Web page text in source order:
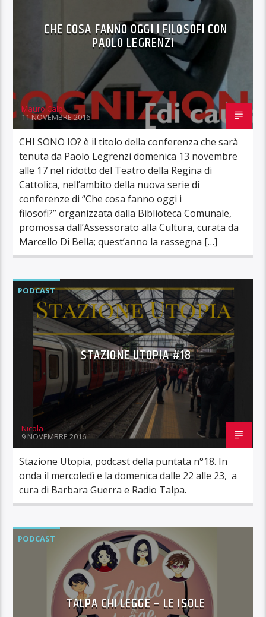
CHE COSA FANNO OGGI I FILOSOFI CON
PAOLO LEGRENZI
Mauro Calbi
11 NOVEMBRE 2016
CHI SONO IO? è il titolo della conferenza che sarà
tenuta da Paolo Legrenzi domenica 13 novembre
alle 17 nel ridotto del Teatro della Regina di
Cattolica, nell’ambito della nuova serie di
conferenze di “Che cosa fanno oggi i
filosofi?” organizzata dalla Biblioteca Comunale,
promossa dall’Assessorato alla Cultura, curata da
Marcello Di Bella; quest’anno la rassegna […]
PODCAST
STAZIONE UTOPIA #18
Nicola
9 NOVEMBRE 2016
Stazione Utopia, podcast della puntata n°18. In
onda il mercoledì e la domenica dalle 22 alle 23, a
cura di Barbara Guerra e Radio Talpa.
PODCAST
TALPA CHI LEGGE – LE ISOLE